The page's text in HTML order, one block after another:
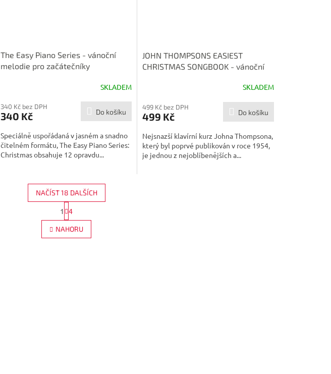
The Easy Piano Series - vánoční
melodie pro začátečníky
SKLADEM
340 Kč bez DPH
340 Kč Do košíku
Speciálně uspořádaná v jasném a snadno
čitelném formátu, The Easy Piano Series:
Christmas obsahuje 12 opravdu...
JOHN THOMPSONS EASIEST
CHRISTMAS SONGBOOK - vánoční
SKLADEM
499 Kč bez DPH
499 Kč Do košíku
Nejsnazší klavírní kurz Johna Thompsona,
který byl poprvé publikován v roce 1954,
je jednou z nejoblíbenějších a...
O
v
l
NAČÍST 18 DALŠÍCH
S
t
r
á
n
1 4
NAHORU